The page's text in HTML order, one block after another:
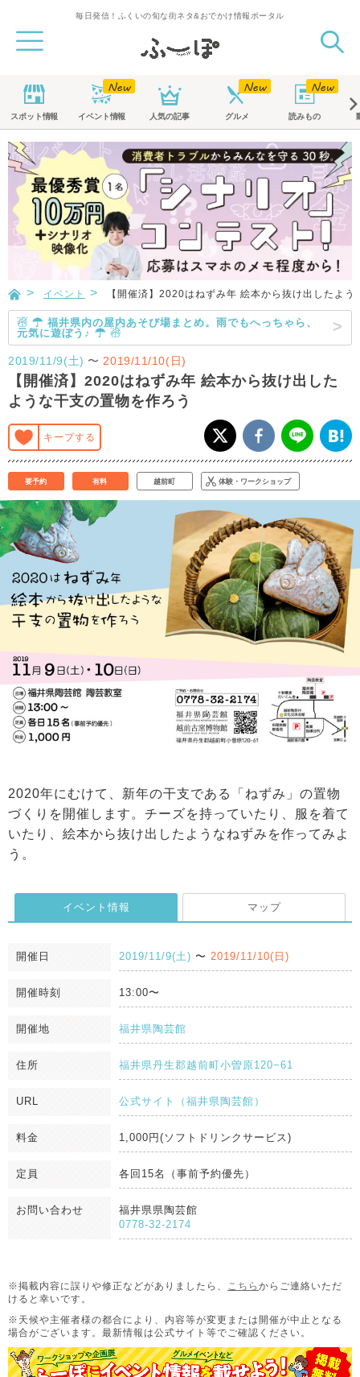
毎日発信！ふくいの旬な街ネタ&おでかけ情報ポータル
スポット情報 イベント情報 人気の記事 グルメ 読みもの
イベント 【開催済】2020はねずみ年 絵本から抜け出したよ
☃ ☂ 福井県内の屋内あそび場まとめ。雨でもへっちゃら、
元気に遊ぼう♪ ☂ ☃
2019/11/9(土) 〜 2019/11/10(日)
【開催済】2020はねずみ年 絵本から抜け出した
ような干支の置物を作ろう
キープする
要予約 有料 越前町 体験・ワークショップ
2020年にむけて、新年の干支である「ねずみ」の置物
づくりを開催します。チーズを持っていたり、服を着て
いたり、絵本から抜け出したようなねずみを作ってみよ
う。
イベント情報 マップ
開催日 2019/11/9(土) 〜 2019/11/10(日)
開催時刻 13:00〜
開催地 福井県陶芸館
住所 福井県丹生郡越前町小曽原120−61
URL 公式サイト（福井県陶芸館）
料金 1,000円(ソフトドリンクサービス)
定員 各回15名（事前予約優先）
お問い合わせ
福井県県陶芸館
0778-32-2174
※掲載内容に誤りや修正などがありましたら、 こちら からご連絡いただ
けると幸いです。
※天候や主催者様の都合により、内容等が変更または開催が中止となる
場合がございます。 最新情報は公式サイト等でご確認ください。